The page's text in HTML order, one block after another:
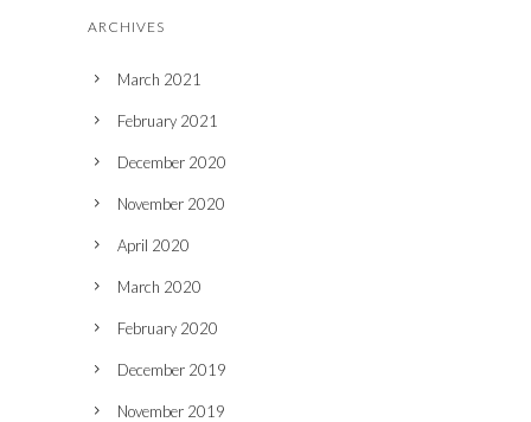
ARCHIVES
March 2021
February 2021
December 2020
November 2020
April 2020
March 2020
February 2020
December 2019
November 2019